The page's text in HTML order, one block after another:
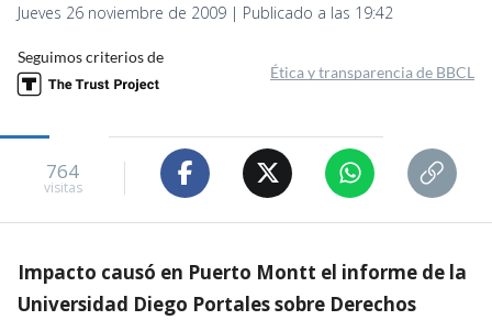
Jueves 26 noviembre de 2009 | Publicado a las 19:42
Seguimos criterios de
Ética y transparencia de BBCL
764
visitas
Impacto causó en Puerto Montt el informe de la
Universidad Diego Portales sobre Derechos